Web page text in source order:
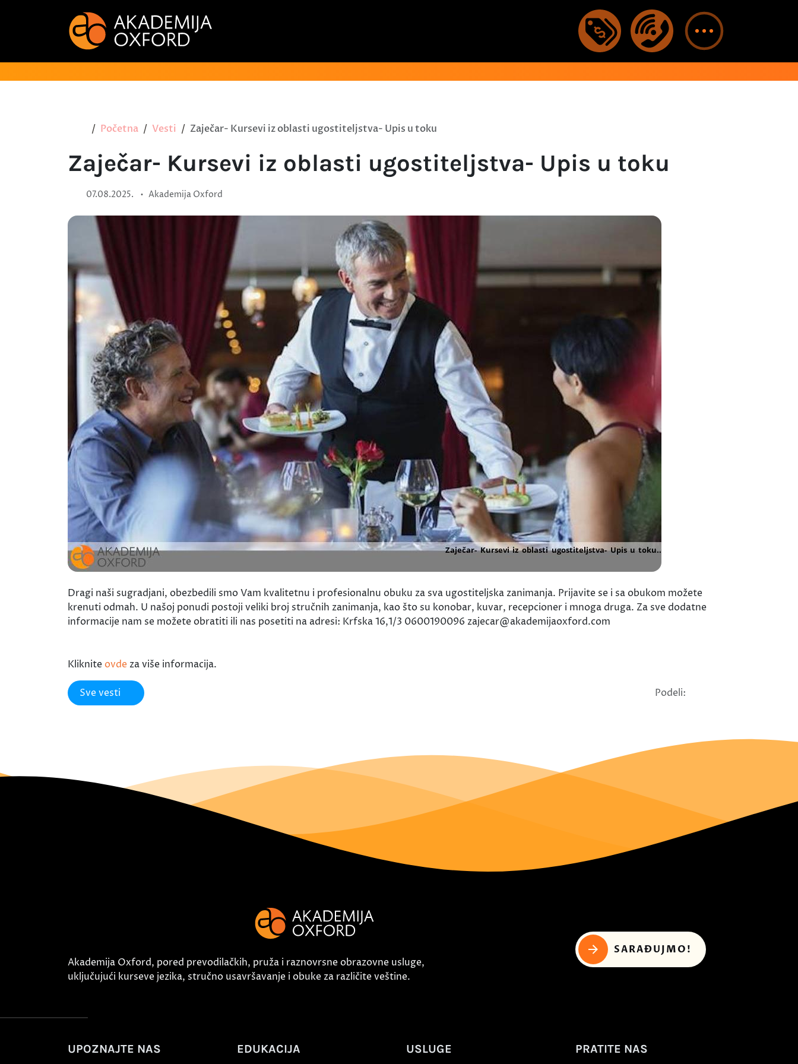
Početna Vesti Zaječar- Kursevi iz oblasti ugostiteljstva- Upis u toku
Zaječar- Kursevi iz oblasti ugostiteljstva- Upis u toku
07.08.2025. • Akademija Oxford
Dragi naši sugradjani, obezbedili smo Vam kvalitetnu i profesionalnu obuku za sva ugostiteljska zanimanja. Prijavite se i sa obukom možete
krenuti odmah. U našoj ponudi postoji veliki broj stručnih zanimanja, kao što su konobar, kuvar, recepcioner i mnoga druga. Za sve dodatne
informacije nam se možete obratiti ili nas posetiti na adresi: Krfska 16,1/3 0600190096 zajecar@akademijaoxford.com
Kliknite ovde za više informacija.
Sve vesti Podeli:
Akademija Oxford, pored prevodilačkih, pruža i raznovrsne obrazovne usluge,
uključujući kurseve jezika, stručno usavršavanje i obuke za različite veštine.
SARAĐUJMO!
UPOZNAJTE NAS EDUKACIJA USLUGE PRATITE NAS